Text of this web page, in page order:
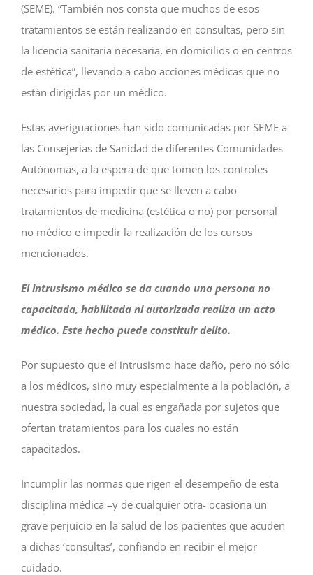
(SEME). “También nos consta que muchos de esos
tratamientos se están realizando en consultas, pero sin
la licencia sanitaria necesaria, en domicilios o en centros
de estética”, llevando a cabo acciones médicas que no
están dirigidas por un médico.
Estas averiguaciones han sido comunicadas por SEME a
las Consejerías de Sanidad de diferentes Comunidades
Autónomas, a la espera de que tomen los controles
necesarios para impedir que se lleven a cabo
tratamientos de medicina (estética o no) por personal
no médico e impedir la realización de los cursos
mencionados.
El intrusismo médico se da cuando una persona no
capacitada, habilitada ni autorizada realiza un acto
médico. Este hecho puede constituir delito.
Por supuesto que el intrusismo hace daño, pero no sólo
a los médicos, sino muy especialmente a la población, a
nuestra sociedad, la cual es engañada por sujetos que
ofertan tratamientos para los cuales no están
capacitados.
Incumplir las normas que rigen el desempeño de esta
disciplina médica –y de cualquier otra- ocasiona un
grave perjuicio en la salud de los pacientes que acuden
a dichas ‘consultas’, confiando en recibir el mejor
cuidado.